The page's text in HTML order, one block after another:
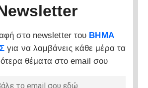
στο newsletter του ΒΗΜΑ
για να λαμβάνεις κάθε μέρα τα
θέματα στο email σου